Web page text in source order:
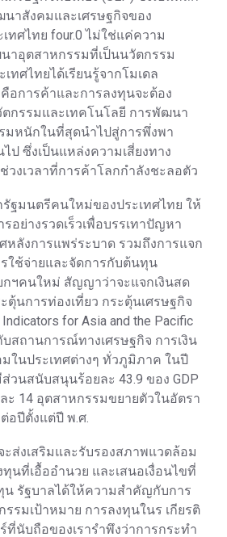
าสังคมและเศรษฐกิจของ
ทศไทย four.0 ไม่ใช่แค่ความ
าอุตสาหกรรมที่เป็นนวัตกรรม
ทศไทยได้เรียนรู้จากโมเดล
คือการค้าและการลงทุนจะต้อง
กรรมและเทคโนโลยี การพัฒนา
มหนักในที่สุดนำไปสู่การพึ่งพา
ป ซึ่งเป็นแหล่งความเสี่ยงทาง
วงเวลาที่การค้าโลกกำลังชะลอตัว
ฐมนตรีคนใหม่ของประเทศไทย ให้
อย่างรวดเร็วเพื่อบรรเทาปัญหา
หลังการแพร่ระบาด รวมถึงการแจก
ใช้จ่ายและจัดการกับต้นทุน
ฯคนใหม่ สัญญาว่าจะแจกเงินสด
ตุ้นการท่องเที่ยว กระตุ้นเศรษฐกิจ
for Asia and the Pacific
สถานการณ์ทางเศรษฐกิจ การเงิน
ในประเทศต่างๆ ทั่วภูมิภาค ในปี
วนสนับสนุนร้อยละ 43.9 ของ GDP
ะ 14 อุตสาหกรรมขยายตัวในอัตรา
อปีตั้งแต่ปี พ.ศ.
ส่งเสริมและรับรองสภาพแวดล้อม
นที่เอื้ออำนวย และเสนอเงื่อนไขที่
น รัฐบาลได้ให้ความสำคัญกับการ
รมเป้าหมาย การลงทุนในร เกียรติ
ที่นับถือของเรารำพึงว่าการกระทำ